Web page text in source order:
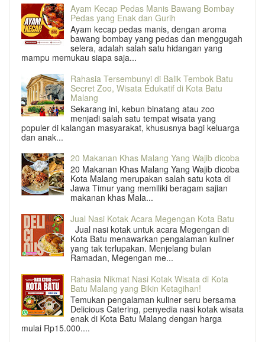
Ayam Kecap Pedas Manis Bawang Bombay
Pedas yang Enak dan Gurih
Ayam kecap pedas manis, dengan aroma
bawang bombay yang pedas dan menggugah
selera, adalah salah satu hidangan yang
mampu memukau siapa saja...
Rahasia Tersembunyi di Balik Tembok Batu
Secret Zoo, Wisata Edukatif di Kota Batu
Malang
Sekarang ini, kebun binatang atau zoo
menjadi salah satu tempat wisata yang
populer di kalangan masyarakat, khususnya bagi keluarga
dan anak...
20 Makanan Khas Malang Yang Wajib dicoba
20 Makanan Khas Malang Yang Wajib dicoba
Kota Malang merupakan salah satu kota di
Jawa Timur yang memiliki beragam sajian
makanan khas Mala...
Jual Nasi Kotak Acara Megengan Kota Batu
Jual nasi kotak untuk acara Megengan di
Kota Batu menawarkan pengalaman kuliner
yang tak terlupakan. Menjelang bulan
Ramadan, Megengan me...
Rahasia Nikmat Nasi Kotak Wisata di Kota
Batu Malang yang Bikin Ketagihan!
Temukan pengalaman kuliner seru bersama
Delicious Catering, penyedia nasi kotak wisata
enak di Kota Batu Malang dengan harga
mulai Rp15.000....